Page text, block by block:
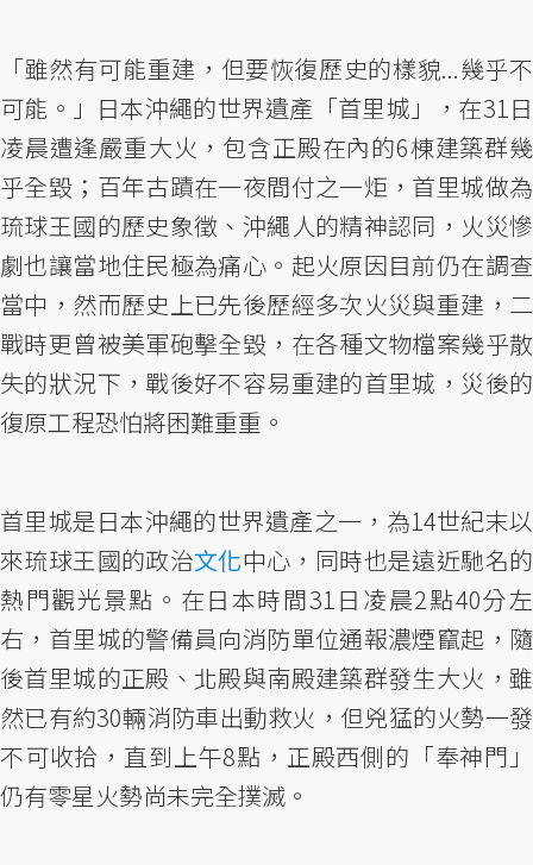
「雖然有可能重建，但要恢復歷史的樣貌...幾乎不
可能。」日本沖繩的世界遺產「首里城」，在31日
凌晨遭逢嚴重大火，包含正殿在內的6棟建築群幾
乎全毀；百年古蹟在一夜間付之一炬，首里城做為
琉球王國的歷史象徵、沖繩人的精神認同，火災慘
劇也讓當地住民極為痛心。起火原因目前仍在調查
當中，然而歷史上已先後歷經多次火災與重建，二
戰時更曾被美軍砲擊全毀，在各種文物檔案幾乎散
失的狀況下，戰後好不容易重建的首里城，災後的
復原工程恐怕將困難重重。
首里城是日本沖繩的世界遺產之一，為14世紀末以
來琉球王國的政治文化中心，同時也是遠近馳名的
熱門觀光景點。在日本時間31日凌晨2點40分左
右，首里城的警備員向消防單位通報濃煙竄起，隨
後首里城的正殿、北殿與南殿建築群發生大火，雖
然已有約30輛消防車出動救火，但兇猛的火勢一發
不可收拾，直到上午8點，正殿西側的「奉神門」
仍有零星火勢尚未完全撲滅。